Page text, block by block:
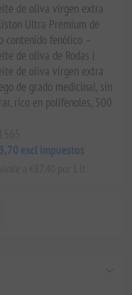
de oliva virgen extra
Ultra Premium de
contenido fenólico –
de oliva de Rodas |
de oliva virgen extra
de grado medicinal, sin
rico en polifenoles, 500
excl impuestos